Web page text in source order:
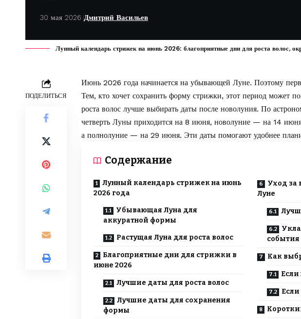
30 мая 2026 Дмитрий Васильев
Лунный календарь стрижек на июнь 2026: благоприятные дни для роста волос,
ПОДЕЛИТЬСЯ
Июнь 2026 года начинается на убывающей Луне. Поэтому
Тем, кто хочет сохранить форму стрижки, этот период может
роста волос лучше выбирать даты после новолуния. По
четверть Луны приходится на 8 июня, новолуние — на 14
а полнолуние — на 29 июня. Эти даты помогают удобнее
Содержание
Лунный календарь стрижек на июнь
2026 года
Убывающая Луна для
аккуратной формы
Растущая Луна для роста волос
Благоприятные дни для стрижки в
июне 2026
Лучшие даты для роста волос
Лучшие даты для сохранения
формы
Уход за
Луне
события
Как
Если